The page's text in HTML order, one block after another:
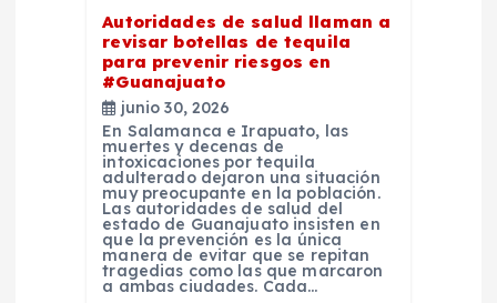
Autoridades de salud llaman a
revisar botellas de tequila
para prevenir riesgos en
#Guanajuato
junio 30, 2026
En Salamanca e Irapuato, las
muertes y decenas de
intoxicaciones por tequila
adulterado dejaron una situación
muy preocupante en la población.
Las autoridades de salud del
estado de Guanajuato insisten en
que la prevención es la única
manera de evitar que se repitan
tragedias como las que marcaron
a ambas ciudades. Cada…